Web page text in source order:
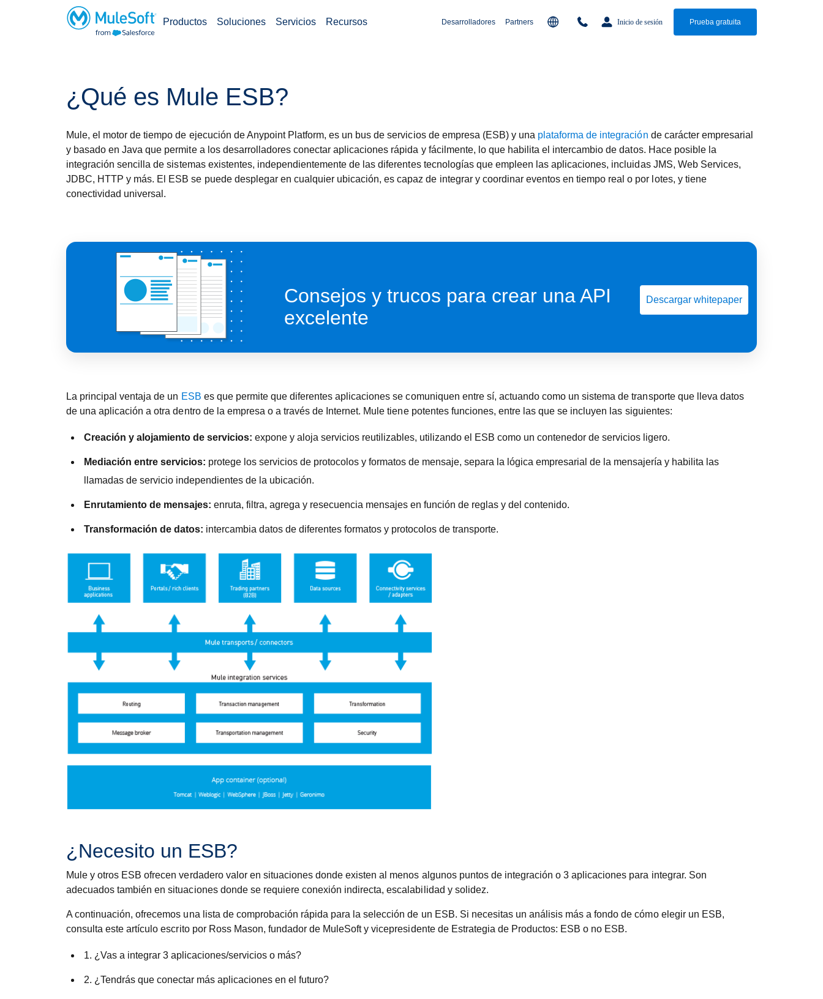
contenido
principal
Productos Soluciones Servicios Recursos Desarrolladores Partners Inicio de sesión Prueba gratuita
¿Qué es Mule ESB?
Mule, el motor de tiempo de ejecución de Anypoint Platform, es un bus de servicios de empresa (ESB) y una plataforma de integración de carácter empresarial
y basado en Java que permite a los desarrolladores conectar aplicaciones rápida y fácilmente, lo que habilita el intercambio de datos. Hace posible la
integración sencilla de sistemas existentes, independientemente de las diferentes tecnologías que empleen las aplicaciones, incluidas JMS, Web Services,
JDBC, HTTP y más. El ESB se puede desplegar en cualquier ubicación, es capaz de integrar y coordinar eventos en tiempo real o por lotes, y tiene
conectividad universal.
Consejos y trucos para crear una API
excelente
Descargar whitepaper
La principal ventaja de un ESB es que permite que diferentes aplicaciones se comuniquen entre sí, actuando como un sistema de transporte que lleva datos
de una aplicación a otra dentro de la empresa o a través de Internet. Mule tiene potentes funciones, entre las que se incluyen las siguientes:
Creación y alojamiento de servicios: expone y aloja servicios reutilizables, utilizando el ESB como un contenedor de servicios ligero.
Mediación entre servicios: protege los servicios de protocolos y formatos de mensaje, separa la lógica empresarial de la mensajería y habilita las
llamadas de servicio independientes de la ubicación.
Enrutamiento de mensajes: enruta, filtra, agrega y resecuencia mensajes en función de reglas y del contenido.
Transformación de datos: intercambia datos de diferentes formatos y protocolos de transporte.
¿Necesito un ESB?
Mule y otros ESB ofrecen verdadero valor en situaciones donde existen al menos algunos puntos de integración o 3 aplicaciones para integrar. Son
adecuados también en situaciones donde se requiere conexión indirecta, escalabilidad y solidez.
A continuación, ofrecemos una lista de comprobación rápida para la selección de un ESB. Si necesitas un análisis más a fondo de cómo elegir un ESB,
consulta este artículo escrito por Ross Mason, fundador de MuleSoft y vicepresidente de Estrategia de Productos: ESB o no ESB.
1. ¿Vas a integrar 3 aplicaciones/servicios o más?
2. ¿Tendrás que conectar más aplicaciones en el futuro?